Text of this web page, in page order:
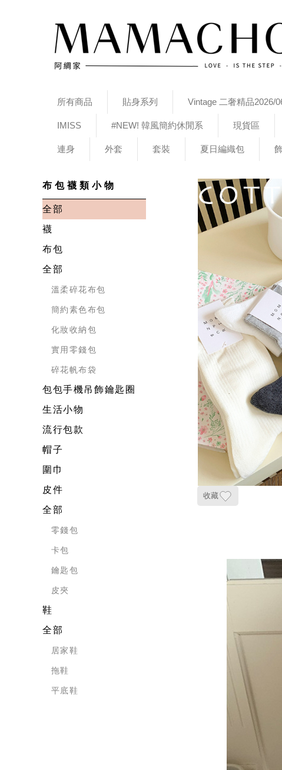
所有商品 貼身系列 Vintage 二奢精品2026/
IMISS #NEW! 韓風簡約休閒系 現貨區
連身 外套 套裝 夏日編織包
布包襪類小物
全部
襪
布包
全部
溫柔碎花布包
簡約素色布包
化妝收納包
實用零錢包
碎花帆布袋
包包手機吊飾鑰匙圈
生活小物
流行包款
帽子
圍巾
皮件
全部
零錢包
卡包
鑰匙包
皮夾
鞋
全部
居家鞋
拖鞋
平底鞋
收藏